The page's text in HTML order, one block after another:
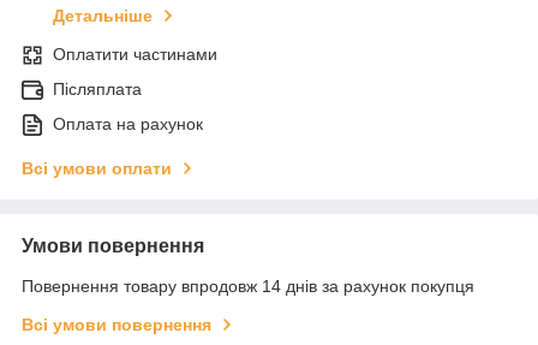
Детальніше
Оплатити частинами
Післяплата
Оплата на рахунок
Всі умови оплати
Умови повернення
Повернення товару впродовж 14 днів за рахунок покупця
Всі умови повернення